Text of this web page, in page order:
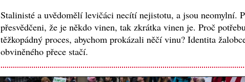
Stalinisté a uvědomělí levičáci necítí nejistotu, a jsou neomylní.
přesvědčeni, že je někdo vinen, tak zkrátka vinen je. Proč
těžkopádný proces, abychom prokázali něčí vinu? Identita
obviněného přece stačí.